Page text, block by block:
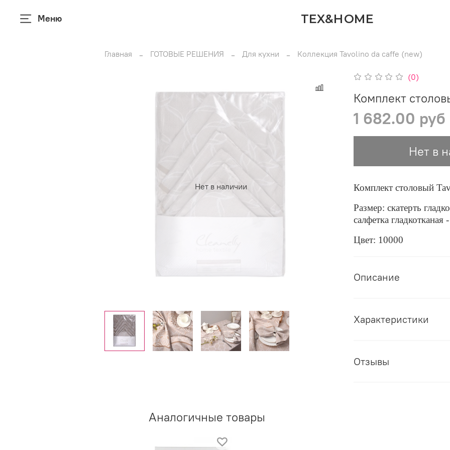
Меню TEX&HOME
Главная ГОТОВЫЕ РЕШЕНИЯ Для кухни Коллекция Tavolino da caffe (new)
Нет в наличии
(0)
Комплект
1 682.00 руб
Нет в
Комплект столовый
Размер: скатерть
салфетка
Цвет: 10000
Описание
Характеристики
Отзывы
Аналогичные товары